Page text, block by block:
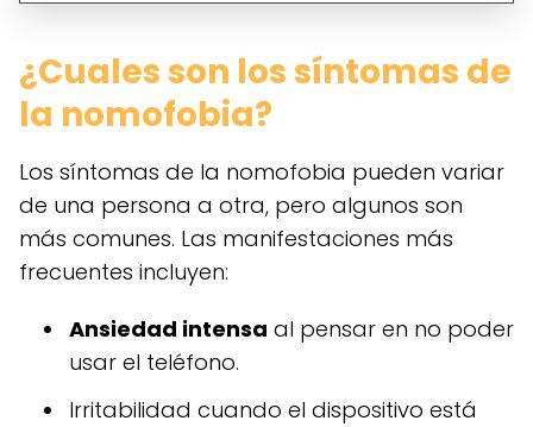
¿Cuales son los síntomas de
la nomofobia?
Los síntomas de la nomofobia pueden variar
de una persona a otra, pero algunos son
más comunes. Las manifestaciones más
frecuentes incluyen:
Ansiedad intensa al pensar en no poder
usar el teléfono.
Irritabilidad cuando el dispositivo está